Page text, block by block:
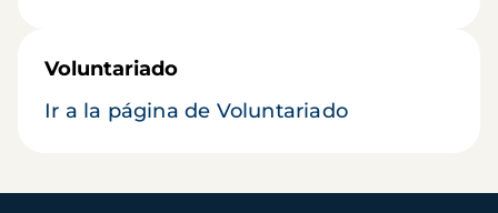
Voluntariado
Ir a la página de Voluntariado